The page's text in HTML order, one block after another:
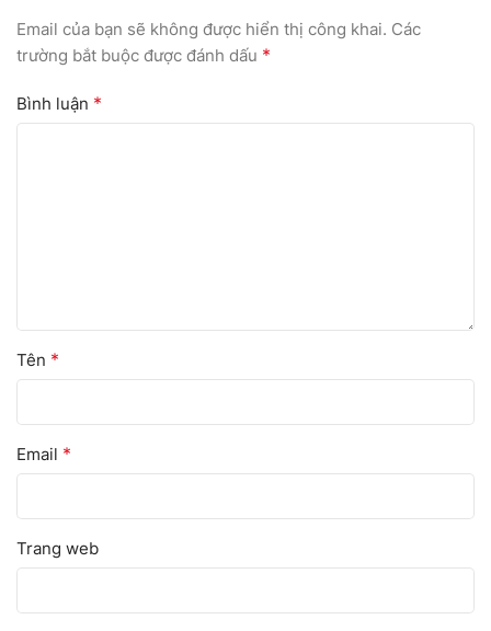
Email của bạn sẽ không được hiển thị công khai. Các
trường bắt buộc được đánh dấu *
Bình luận *
Tên *
Email *
Trang web